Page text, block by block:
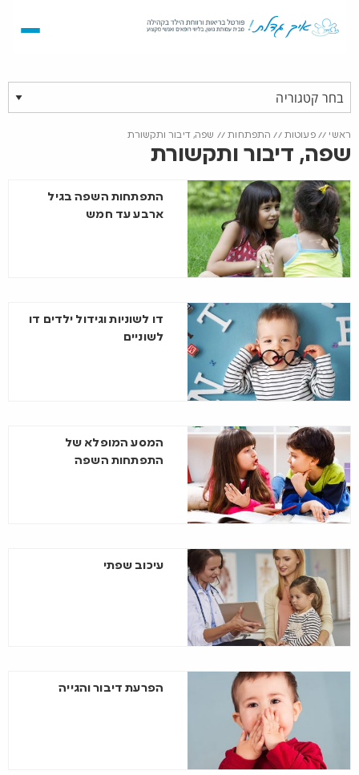
ראשי //פעוטות // התפתחות// שפה, דיבור ותקשורת
שפה, דיבור ותקשורת
התפתחות השפה בגיל
ארבע עד חמש
דו לשוניות וגידול ילדים דו
לשוניים
המסע המופלא של
התפתחות השפה
עיכוב שפתי
הפרעת דיבור והגייה